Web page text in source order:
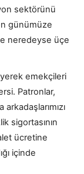
sektörünü
günümüze
neredeyse üçe
emekçileri
Patronlar,
sigortasının
ücretine
içinde